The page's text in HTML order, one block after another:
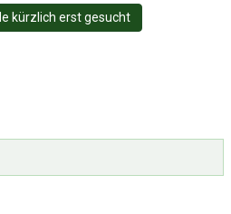
kürzlich erst gesucht